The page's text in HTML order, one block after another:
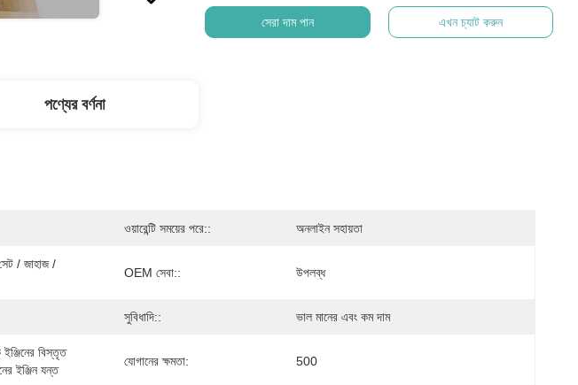
সেরা দাম পান এখন চ্যাট করুন
পণ্যের বর্ণনা
ওয়ারেন্টি সময়ের পরে:: অনলাইন সহায়তা
সেট / জাহাজ /
OEM সেবা:: উপলব্ধ
সুবিধাদি:: ভাল মানের এবং কম দাম
ইঞ্জিনের বিস্তৃত
ইঞ্জিন যন্ত
যোগানের ক্ষমতা: 500